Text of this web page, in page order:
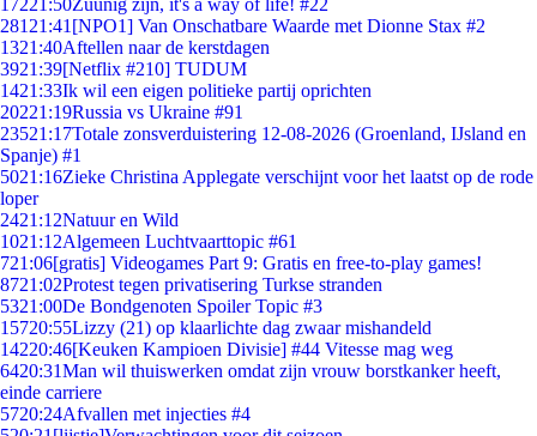
17221:50Zuunig zijn, it's a way of life! #22
281 21:41 [NPO1] Van Onschatbare Waarde met Dionne Stax #2
1321:40Aftellen naar de kerstdagen
3921:39[Netflix #210] TUDUM
1421:33Ik wil een eigen politieke partij oprichten
20221:19Russia vs Ukraine #91
23521:17Totale zonsverduistering 12-08-2026 (Groenland, IJsland en
Spanje) #1
5021:16Zieke Christina Applegate verschijnt voor het laatst op de rode
loper
2421:12Natuur en Wild
1021:12Algemeen Luchtvaarttopic #61
721:06[gratis] Videogames Part 9: Gratis en free-to-play games!
8721:02Protest tegen privatisering Turkse stranden
5321:00De Bondgenoten Spoiler Topic #3
15720:55Lizzy (21) op klaarlichte dag zwaar mishandeld
14220:46[Keuken Kampioen Divisie] #44 Vitesse mag weg
6420:31Man wil thuiswerken omdat zijn vrouw borstkanker heeft,
einde carriere
5720:24Afvallen met injecties #4